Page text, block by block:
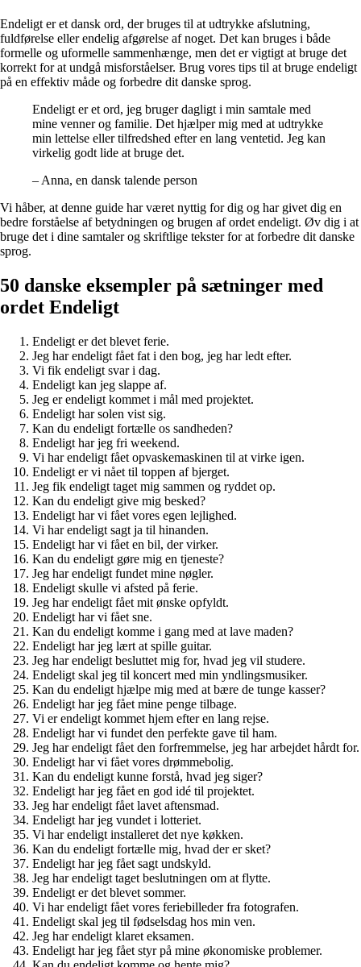
Endeligt er et dansk ord, der bruges til at udtrykke afslutning,
fuldførelse eller endelig afgørelse af noget. Det kan bruges i både
formelle og uformelle sammenhænge, men det er vigtigt at bruge det
korrekt for at undgå misforståelser. Brug vores tips til at bruge endeligt
på en effektiv måde og forbedre dit danske sprog.
Endeligt er et ord, jeg bruger dagligt i min samtale med
mine venner og familie. Det hjælper mig med at udtrykke
min lettelse eller tilfredshed efter en lang ventetid. Jeg kan
virkelig godt lide at bruge det.
– Anna, en dansk talende person
Vi håber, at denne guide har været nyttig for dig og har givet dig en
bedre forståelse af betydningen og brugen af ordet endeligt. Øv dig i at
bruge det i dine samtaler og skriftlige tekster for at forbedre dit danske
sprog.
50 danske eksempler på sætninger med
ordet Endeligt
Endeligt er det blevet ferie.
Jeg har endeligt fået fat i den bog, jeg har ledt efter.
Vi fik endeligt svar i dag.
Endeligt kan jeg slappe af.
Jeg er endeligt kommet i mål med projektet.
Endeligt har solen vist sig.
Kan du endeligt fortælle os sandheden?
Endeligt har jeg fri weekend.
Vi har endeligt fået opvaskemaskinen til at virke igen.
Endeligt er vi nået til toppen af bjerget.
Jeg fik endeligt taget mig sammen og ryddet op.
Kan du endeligt give mig besked?
Endeligt har vi fået vores egen lejlighed.
Vi har endeligt sagt ja til hinanden.
Endeligt har vi fået en bil, der virker.
Kan du endeligt gøre mig en tjeneste?
Jeg har endeligt fundet mine nøgler.
Endeligt skulle vi afsted på ferie.
Jeg har endeligt fået mit ønske opfyldt.
Endeligt har vi fået sne.
Kan du endeligt komme i gang med at lave maden?
Endeligt har jeg lært at spille guitar.
Jeg har endeligt besluttet mig for, hvad jeg vil studere.
Endeligt skal jeg til koncert med min yndlingsmusiker.
Kan du endeligt hjælpe mig med at bære de tunge kasser?
Endeligt har jeg fået mine penge tilbage.
Vi er endeligt kommet hjem efter en lang rejse.
Endeligt har vi fundet den perfekte gave til ham.
Jeg har endeligt fået den forfremmelse, jeg har arbejdet hårdt for.
Endeligt har vi fået vores drømmebolig.
Kan du endeligt kunne forstå, hvad jeg siger?
Endeligt har jeg fået en god idé til projektet.
Jeg har endeligt fået lavet aftensmad.
Endeligt har jeg vundet i lotteriet.
Vi har endeligt installeret det nye køkken.
Kan du endeligt fortælle mig, hvad der er sket?
Endeligt har jeg fået sagt undskyld.
Jeg har endeligt taget beslutningen om at flytte.
Endeligt er det blevet sommer.
Vi har endeligt fået vores feriebilleder fra fotografen.
Endeligt skal jeg til fødselsdag hos min ven.
Jeg har endeligt klaret eksamen.
Endeligt har jeg fået styr på mine økonomiske problemer.